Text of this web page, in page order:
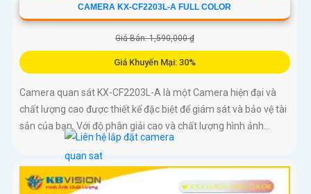
CAMERA KX-CF2203L-A FULL COLOR
Giá Bán: 1,590,000 ₫
Giá Khuyến Mại: 30%
Camera quan sát KX-CF2203L-A là một Camera hiện đại và
chất lượng cao được thiết kế đặc biệt để giám sát và bảo vệ tài
sản của bạn. Với độ phân giải cao và chất lượng hình ảnh...